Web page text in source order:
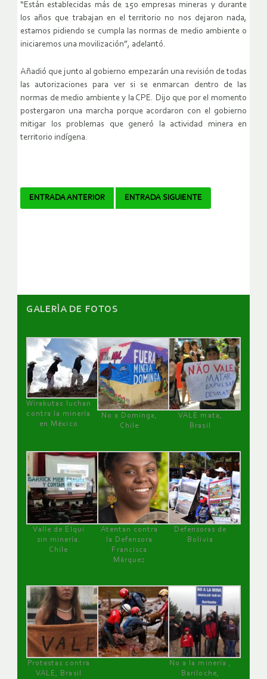
“Están establecidas más de 150 empresas mineras y durante
los años que trabajan en el territorio no nos dejaron nada,
estamos pidiendo se cumpla las normas de medio ambiente o
iniciaremos una movilización”, adelantó.
Añadió que junto al gobierno empezarán una revisión de todas
las autorizaciones para ver si se enmarcan dentro de las
normas de medio ambiente y la CPE. Dijo que por el momento
postergaron una marcha porque acordaron con el gobierno
mitigar los problemas que generó la actividad minera en
territorio indígena.
Navegador
ENTRADA ANTERIOR ENTRADA SIGUIENTE
GALERÌA DE FOTOS
Wirakutas luchan
contra la minería
en México
No a Dominga,
Chile
VALE mata,
Brasil
Valle de Elqui
sin minería.
Chile
Atentan contra
la Defensora
Francisca
Márquez
Defensoras de
Bolivia
Protestas contra
VALE, Brasil
No a la minería ,
Bariloche,